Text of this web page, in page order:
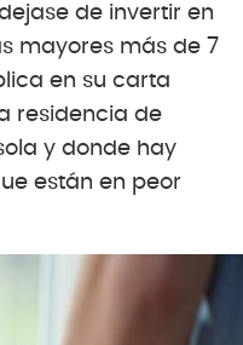
de invertir en
mayores más de 7
en su carta
residencia de
y donde hay
están en peor